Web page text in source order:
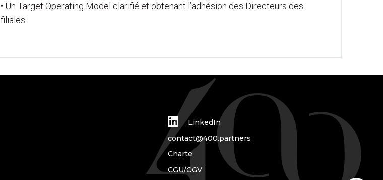
• Un Target Operating Model clarifié et obtenant l’adhésion des Directeurs des
filiales
LinkedIn
contact@400.partners
Charte
CGU/CGV